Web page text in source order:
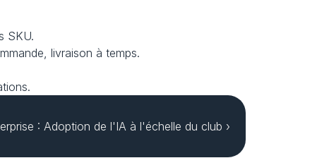
SKU.
livraison à temps.
: Adoption de l'IA à l'échelle du club ›